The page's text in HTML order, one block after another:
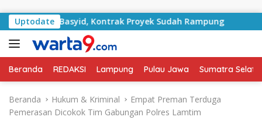
Uptodate
RA Basyid, Kontrak Proyek Sudah Rampung
Beranda REDAKSI Lampung Pulau Jawa Sumatra
Beranda Hukum & Kriminal
Empat Preman Terduga
Pemerasan Dicokok Tim Gabungan Polres Lamtim